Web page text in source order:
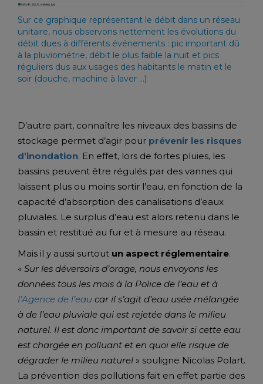
Sur ce graphique représentant le débit dans un réseau
unitaire, nous observons nettement les évolutions du
débit dues à différents événements : pic important dû
à la pluviométrie, débit le plus faible la nuit et pics
réguliers dus aux usages des habitants le matin et le
soir (douche, machine à laver …)
D’autre part, connaître les niveaux des bassins de
stockage permet d’agir pour prévenir les risques
d’inondation. En effet, lors de fortes pluies, les
bassins peuvent être régulés par des vannes qui
laissent plus ou moins sortir l’eau, en fonction de la
capacité d’absorption des canalisations d’eaux
pluviales. Le surplus d’eau est alors retenu dans le
bassin et restitué au fur et à mesure au réseau.
Mais il y aussi surtout un aspect réglementaire.
« Sur les déversoirs d’orage, nous envoyons les
données tous les mois à la Police de l’eau et à
l’Agence de l’eau car il s’agit d’eau usée mélangée
à de l’eau pluviale qui est rejetée dans le milieu
naturel. Il est donc important de savoir si cette eau
est chargée en polluant et en quoi elle risque de
dégrader le milieu naturel » souligne Nicolas Polart.
La prévention des pollutions fait en effet partie des